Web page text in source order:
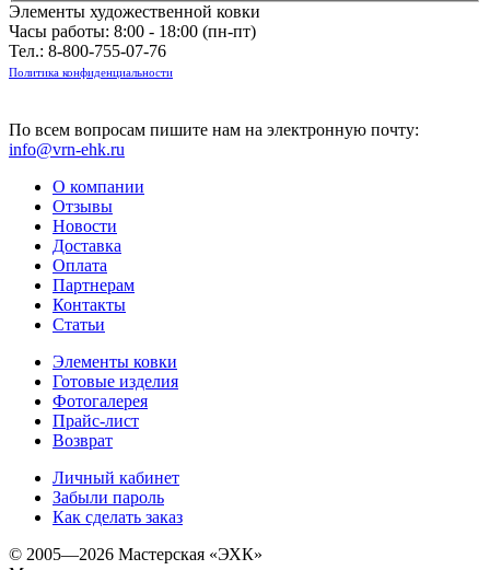
Элементы художественной ковки
Часы работы: 8:00 - 18:00 (пн-пт)
Тел.: 8-800-755-07-76
Политика конфиденциальности
По всем вопросам пишите нам на электронную почту:
info@vrn-ehk.ru
О компании
Отзывы
Новости
Доставка
Оплата
Партнерам
Контакты
Статьи
Элементы ковки
Готовые изделия
Фотогалерея
Прайс-лист
Возврат
Личный кабинет
Забыли пароль
Как сделать заказ
© 2005—2026 Мастерская «ЭХК»